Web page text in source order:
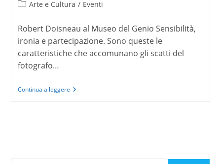
Categoria
Arte e Cultura / Eventi
Robert Doisneau al Museo del Genio Sensibilità,
ironia e partecipazione. Sono queste le
caratteristiche che accomunano gli scatti del
fotografo…
Continua a leggereRobert